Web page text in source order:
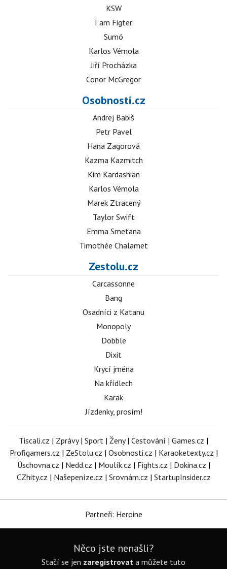
KSW
I am Figter
Sumó
Karlos Vémola
Jiří Procházka
Conor McGregor
Osobnosti.cz
Andrej Babiš
Petr Pavel
Hana Zagorová
Kazma Kazmitch
Kim Kardashian
Karlos Vémola
Marek Ztracený
Taylor Swift
Emma Smetana
Timothée Chalamet
Zestolu.cz
Carcassonne
Bang
Osadníci z Katanu
Monopoly
Dobble
Dixit
Krycí jména
Na křídlech
Karak
Jízdenky, prosím!
Tiscali.cz | Zprávy| Sport | Ženy| Cestování | Games.cz |
Profigamers.cz | ZeStolu.cz | Osobnosti.cz | Karaoketexty.cz |
Úschovna.cz | Nedd.cz | Moulík.cz | Fights.cz | Dokina.cz |
CZhity.cz | Našepeníze.cz | Srovnám.cz | StartupInsider.cz
Partneři: Heroine
Něco jste nenašli?
Stačí se jen zaregistrovat a můžete tuto